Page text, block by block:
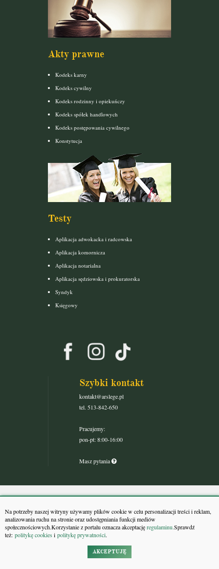
Na potrzeby naszej witryny używamy plików cookie w celu personalizacji treści i reklam,
analizowania ruchu na stronie oraz udostępniania funkcji mediów
społecznościowych.Korzystanie z portalu oznacza akceptacjęregulaminu.Sprawdź
też: politykę cookiesi politykę prywatności.
AKCEPTUJĘ
Akty prawne
Kodeks karny
Kodeks cywilny
Kodeks rodzinny i opiekuńczy
Kodeks spółek handlowych
Kodeks postępowania cywilnego
Konstytucja
Testy
Aplikacja adwokacka i radcowska
Aplikacja komornicza
Aplikacja notarialna
Aplikacja sędziowska i prokuratorska
Syndyk
Księgowy
Szybki kontakt
kontakt@arslege.pl
tel. 513-842-650
Pracujemy:
pon-pt: 8:00-16:00
Masz pytania
Kontakt Regulamin
Praca